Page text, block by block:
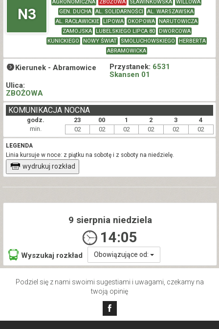
N3
AGRONOMICZNA ZBOŻOWA SŁAWINKOWSKA
WILLOWA
GEN. DUCHA
AL. SOLIDARNOŚCI
AL. WARSZAWSKA
AL. RACŁAWICKIE
LIPOWA OKOPOWA
NARUTOWICZA
ZAMOJSKA
LUBELSKIEGO LIPCA 80
DWORCOWA
KUNICKIEGO
NOWY ŚWIAT SMOLUCHOWSKIEGO
HERBERTA
ABRAMOWICKA
Kierunek - Abramowice Przystanek: 6531
Skansen 01
Ulica:
ZBOŻOWA
godz. 23 00 1 2 3 4
KOMUNIKACJA NOCNA
min. 02 02 02 02 02 02
LEGENDA
Linia kursuje w noce: z piątku na sobotę i z soboty na niedzielę.
wydrukuj rozkład
9 sierpnia niedziela
14:05
Wyszukaj rozkład Obowiązujące od:
Podziel się z nami swoimi sugestiami i uwagami, czekamy na
twoją opinię